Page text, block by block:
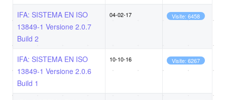
IFA: SISTEMA EN ISO
13849-1 Versione 2.0.7
Build 2
04-02-17 Visite: 6458
IFA: SISTEMA EN ISO
13849-1 Versione 2.0.6
Build 1
10-10-16 Visite: 6267